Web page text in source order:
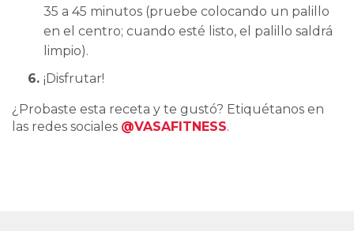
35 a 45 minutos (pruebe colocando un palillo
en el centro; cuando esté listo, el palillo saldrá
limpio).
¡Disfrutar!
¿Probaste esta receta y te gustó? Etiquétanos en
las redes sociales @VASAFITNESS.